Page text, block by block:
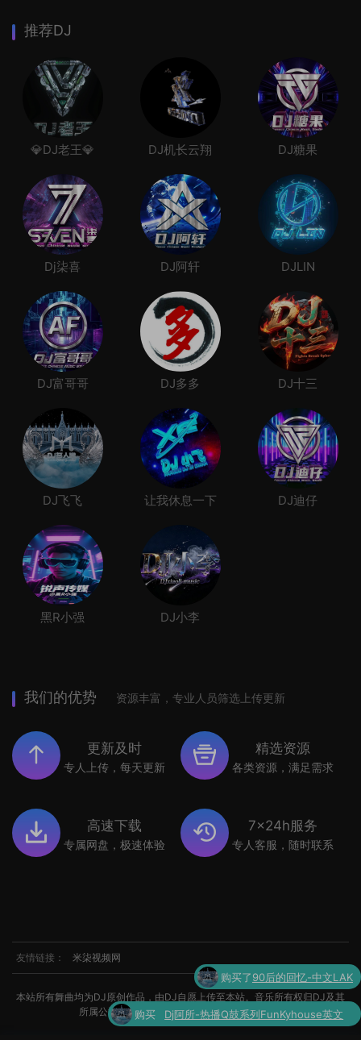
推荐DJ
💎DJ老王💎 DJ机长云翔 DJ糖果
Dj柒喜 DJ阿轩 DJLIN
DJ富哥哥 DJ多多 DJ十三
DJ飞飞 让我休息一下 DJ迪仔
黑R小强 DJ小李
我们的优势 资源丰富，专业人员筛选上传更新
更新及时
专人上传，每天更新
精选资源
各类资源，满足需求
高速下载
专属网盘，极速体验
7x24h服务
专人客服，随时联系
友情链接： 米柒视频网
本站所有舞曲均为DJ原创作品，由DJ自愿上传至本站。音乐所有权归DJ及其
所属公司所有。如涉及侵权，请联系我们处理。
了
Dj阿所-热播Q鼓系列FunKyhouse英文
串烧
购买了世界杯专辑小串